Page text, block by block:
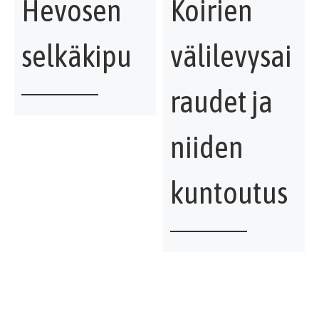
Hevosen
selkäkipu
Koirien
välilevysai
raudet ja
niiden
kuntoutus